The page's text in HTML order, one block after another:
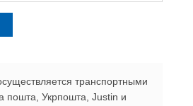
транспортными
пошта, Укрпошта, Justin и